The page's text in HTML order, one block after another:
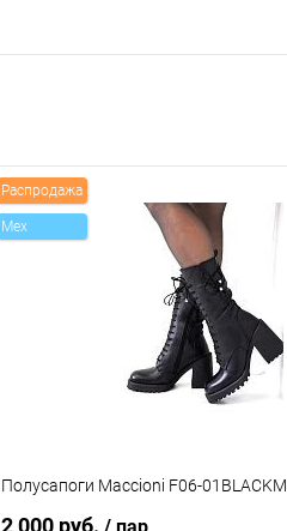
Распродажа
Mex
Полусапоги Maccioni F06-01BLACKM